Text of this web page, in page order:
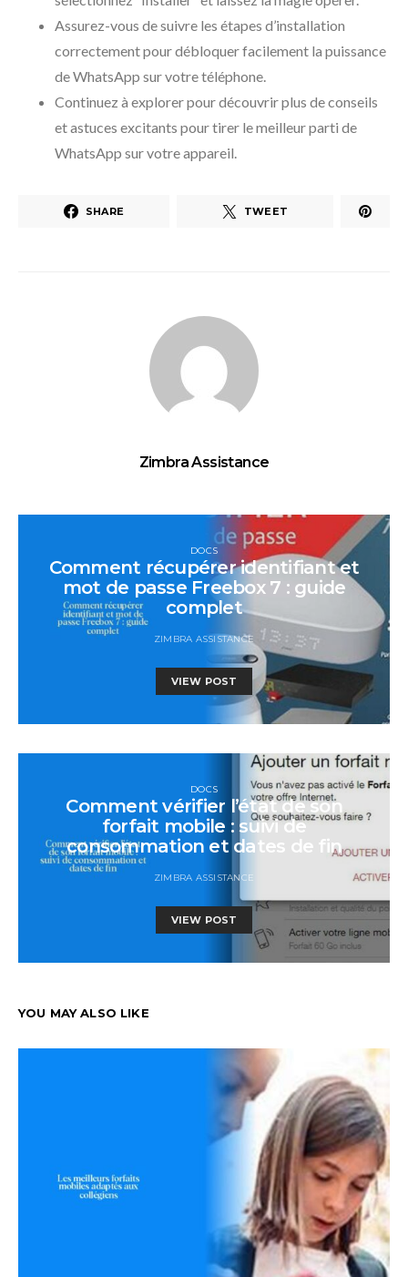
Assurez-vous de suivre les étapes d’installation
correctement pour débloquer facilement la puissance
de WhatsApp sur votre téléphone.
Continuez à explorer pour découvrir plus de conseils
et astuces excitants pour tirer le meilleur parti de
WhatsApp sur votre appareil.
SHARE TWEET
Zimbra Assistance
DOCS
Comment récupérer identifiant et
mot de passe Freebox 7 : guide
complet
ZIMBRA ASSISTANCE
VIEW POST
DOCS
Comment vérifier l’état de son
forfait mobile : suivi de
consommation et dates de fin
ZIMBRA ASSISTANCE
VIEW POST
YOU MAY ALSO LIKE